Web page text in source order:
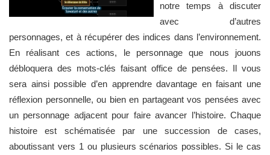
notre temps à discuter
avec d’autres
personnages, et à récupérer des indices dans l’environnement.
En réalisant ces actions, le personnage que nous jouons
débloquera des mots-clés faisant office de pensées. Il vous
sera ainsi possible d’en apprendre davantage en faisant une
réflexion personnelle, ou bien en partageant vos pensées avec
un personnage adjacent pour faire avancer l’histoire. Chaque
histoire est schématisée par une succession de cases,
aboutissant vers 1 ou plusieurs scénarios possibles. Si le cas